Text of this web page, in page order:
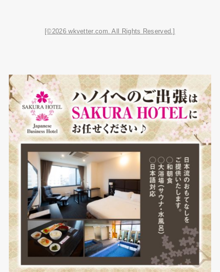
[©2026 wkvetter.com. All Rights Reserved.]